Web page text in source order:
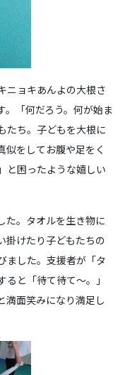
ニョキあんよの大根さ
「何だろう。何が始ま
たち。子どもを大根に
似をしてお腹や足をく
と困ったような嬉しい
た。タオルを生き物に
掛けたり子どもたちの
ました。支援者が「タ
と「待て待て～。」
満面笑みになり満足し